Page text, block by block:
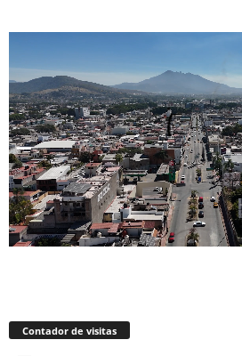
Contador de visitas